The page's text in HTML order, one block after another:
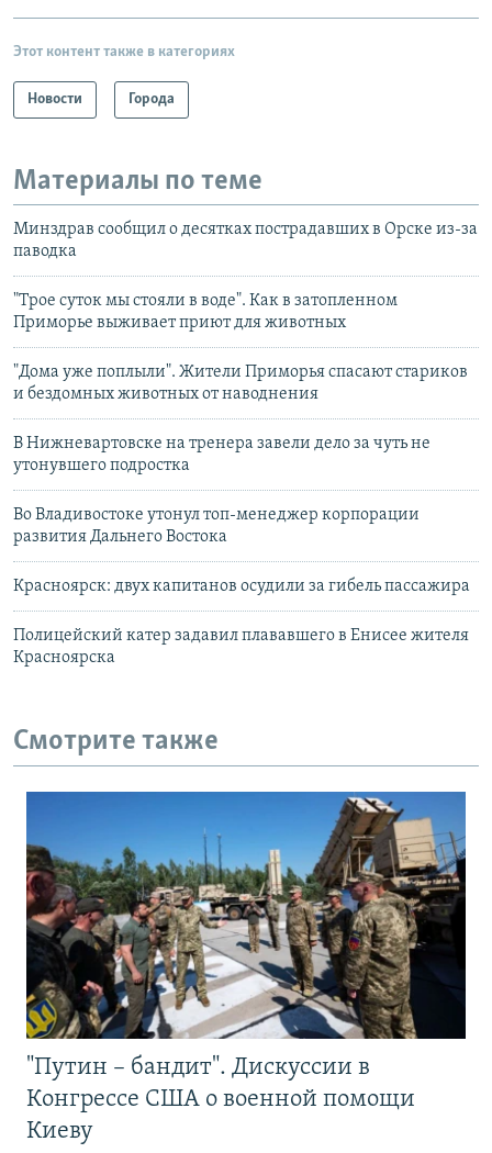
Этот контент также в категориях
Новости Города
Материалы по теме
Минздрав сообщил о десятках пострадавших в Орске из-за
паводка
"Трое суток мы стояли в воде". Как в затопленном
Приморье выживает приют для животных
"Дома уже поплыли". Жители Приморья спасают стариков
и бездомных животных от наводнения
В Нижневартовске на тренера завели дело за чуть не
утонувшего подростка
Во Владивостоке утонул топ-менеджер корпорации
развития Дальнего Востока
Красноярск: двух капитанов осудили за гибель пассажира
Полицейский катер задавил плававшего в Енисее жителя
Красноярска
Смотрите также
"Путин – бандит". Дискуссии в
Конгрессе США о военной помощи
Киеву